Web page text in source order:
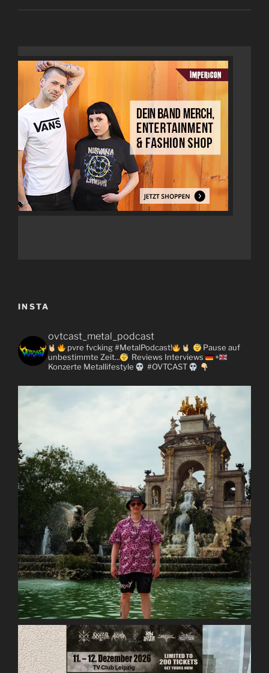
INSTA
ovtcast_metal_podcast
pvre fvcking #MetalPodcast!
Pause auf
unbestimmte Zeit...
Reviews Interviews
+
Konzerte Metallifestyle #OVTCAST